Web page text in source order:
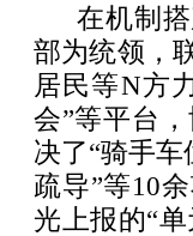
在机制
部为统领，
居民等N方
会”等平台
决了“骑手
疏导”等10
光上报的“